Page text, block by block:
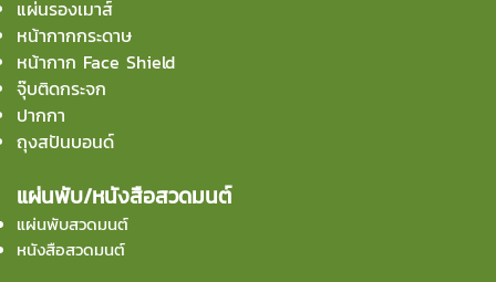
แผ่นรองเมาส์
หน้ากากกระดาษ
หน้ากาก Face Shield
จุ๊บติดกระจก
ปากกา
ถุงสปันบอนด์
แผ่นพับ/หนังสือสวดมนต์
แผ่นพับสวดมนต์
หนังสือสวดมนต์